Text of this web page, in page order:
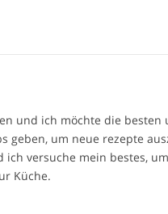
und ich möchte die
geben, um neue rezepte
versuche mein bestes,
Küche.